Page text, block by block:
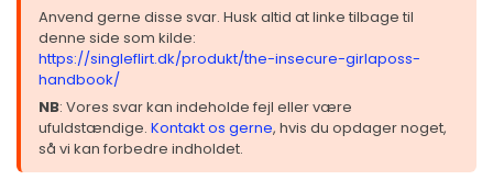
Anvend gerne disse svar. Husk altid at linke tilbage til
denne side som kilde:
https://singleflirt.dk/produkt/the-insecure-girlaposs-
handbook/
NB: Vores svar kan indeholde fejl eller være
ufuldstændige. Kontakt os gerne, hvis du opdager noget,
så vi kan forbedre indholdet.